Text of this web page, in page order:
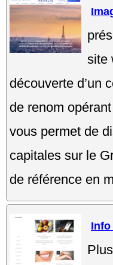
site
découverte d’un
de renom
vous permet de
capitales sur le
de référence en
Info